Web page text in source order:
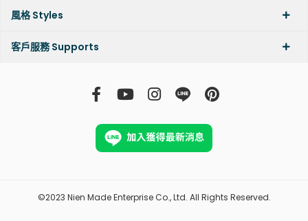
風格 Styles
客戶服務 Supports
©2023 Nien Made Enterprise Co., Ltd. All Rights Reserved.